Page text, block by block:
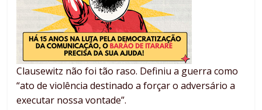
Clausewitz não foi tão raso. Definiu a guerra como
“ato de violência destinado a forçar o adversário a
executar nossa vontade”.